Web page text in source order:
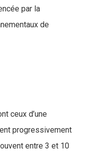
par la
de
ceux d’une
progressivement
entre 3 et 10